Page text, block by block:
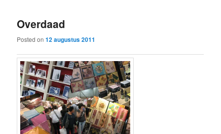
Overdaad
Posted on12 augustus 2011